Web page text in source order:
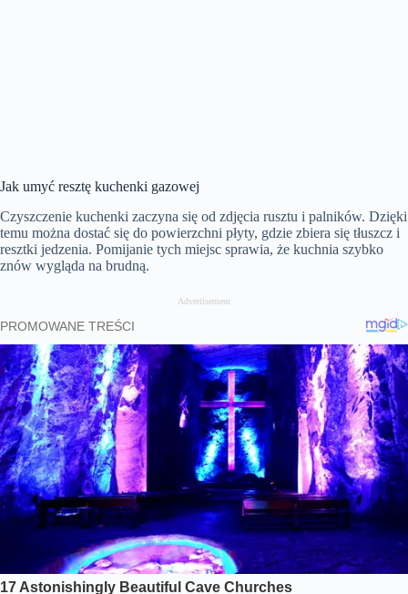
Jak umyć resztę kuchenki gazowej
Czyszczenie kuchenki zaczyna się od zdjęcia rusztu i palników. Dzięki
temu można dostać się do powierzchni płyty, gdzie zbiera się tłuszcz i
resztki jedzenia. Pomijanie tych miejsc sprawia, że kuchnia szybko
znów wygląda na brudną.
Advertisement